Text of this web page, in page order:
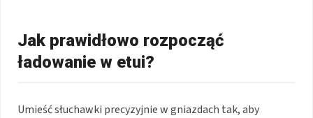
Jak prawidłowo rozpocząć
ładowanie w etui?
Umieść słuchawki precyzyjnie w gniazdach tak, aby